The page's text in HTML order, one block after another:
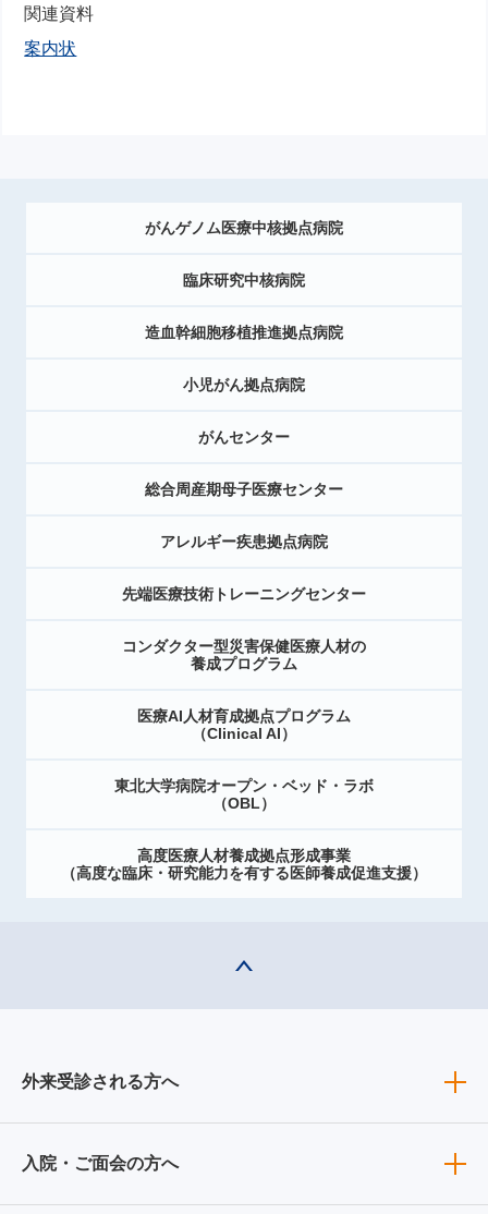
関連資料
案内状
がんゲノム医療中核拠点病院
臨床研究中核病院
造血幹細胞移植推進拠点病院
小児がん拠点病院
がんセンター
総合周産期母子医療センター
アレルギー疾患拠点病院
先端医療技術トレーニングセンター
コンダクター型災害保健医療人材の
養成プログラム
医療AI人材育成拠点プログラム
（Clinical AI）
東北大学病院オープン・ベッド・ラボ
（OBL）
高度医療人材養成拠点形成事業
（高度な臨床・研究能力を有する医師養成促進支援）
外来受診される方へ
入院・ご面会の方へ